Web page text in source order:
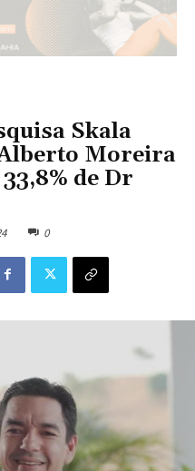
Skala
Moreira
de Dr
0